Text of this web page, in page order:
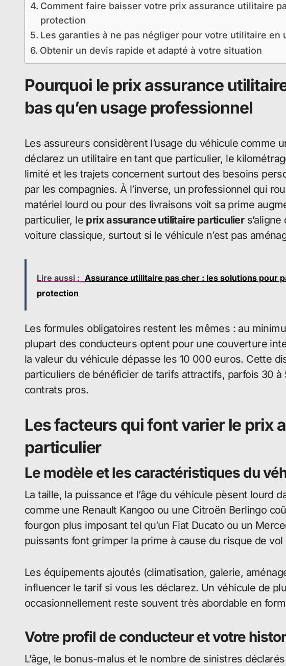
Comment faire baisser votre prix assurance utilitaire
protection
Les garanties à ne pas négliger pour votre utilitaire en
Obtenir un devis rapide et adapté à votre situation
Pourquoi le prix assurance
bas qu’en usage professionnel
Les assureurs considèrent l’usage du véhicule comme
déclarez un utilitaire en tant que particulier, le
limité et les trajets concernent surtout des besoins
par les compagnies. À l’inverse, un professionnel qui
matériel lourd ou pour des livraisons voit sa prime
particulier, le prix assurance utilitaire particuliers’aligne
voiture classique, surtout si le véhicule n’est pas
Lire aussi : Assurance utilitaire pas cher : les solutions pour
protection
Les formules obligatoires restent les mêmes : au
plupart des conducteurs optent pour une couverture
la valeur du véhicule dépasse les 10 000 euros. Cette
particuliers de bénéficier de tarifs attractifs, parfois 30
contrats pros.
Les facteurs qui font varier le prix
particulier
Le modèle et les caractéristiques du
La taille, la puissance et l’âge du véhicule pèsent lourd
comme une Renault Kangoo ou une Citroën Berlingo
fourgon plus imposant tel qu’un Fiat Ducato ou un
puissants font grimper la prime à cause du risque de
Les équipements ajoutés (climatisation, galerie,
influencer le tarif si vous les déclarez. Un véhicule de
occasionnellement reste souvent très abordable en
Votre profil de conducteur et votre
L’âge, le bonus-malus et le nombre de sinistres